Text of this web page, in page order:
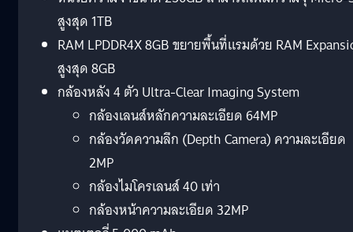
สูงสุด 1TB
RAM LPDDR4X 8GB ขยายพื้นที่แรมด้วย RAM
สูงสุด 8GB
กล้องหลัง 4 ตัว Ultra-Clear Imaging System
กล้องเลนส์หลักความละเอียด 64MP
กล้องวัดความลึก (Depth Camera) ความละเอียด
2MP
กล้องไมโครเลนส์ 40 เท่า
กล้องหน้าความละเอียด 32MP